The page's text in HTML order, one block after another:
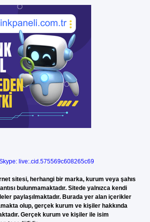
live:.cid.575569c608265c69
sitesi, herhangi bir marka, kurum veya şahıs
bulunmamaktadır. Sitede yalnızca kendi
paylaşılmaktadır. Burada yer alan içerikler
olup, gerçek kurum ve kişiler hakkında
Gerçek kurum ve kişiler ile isim